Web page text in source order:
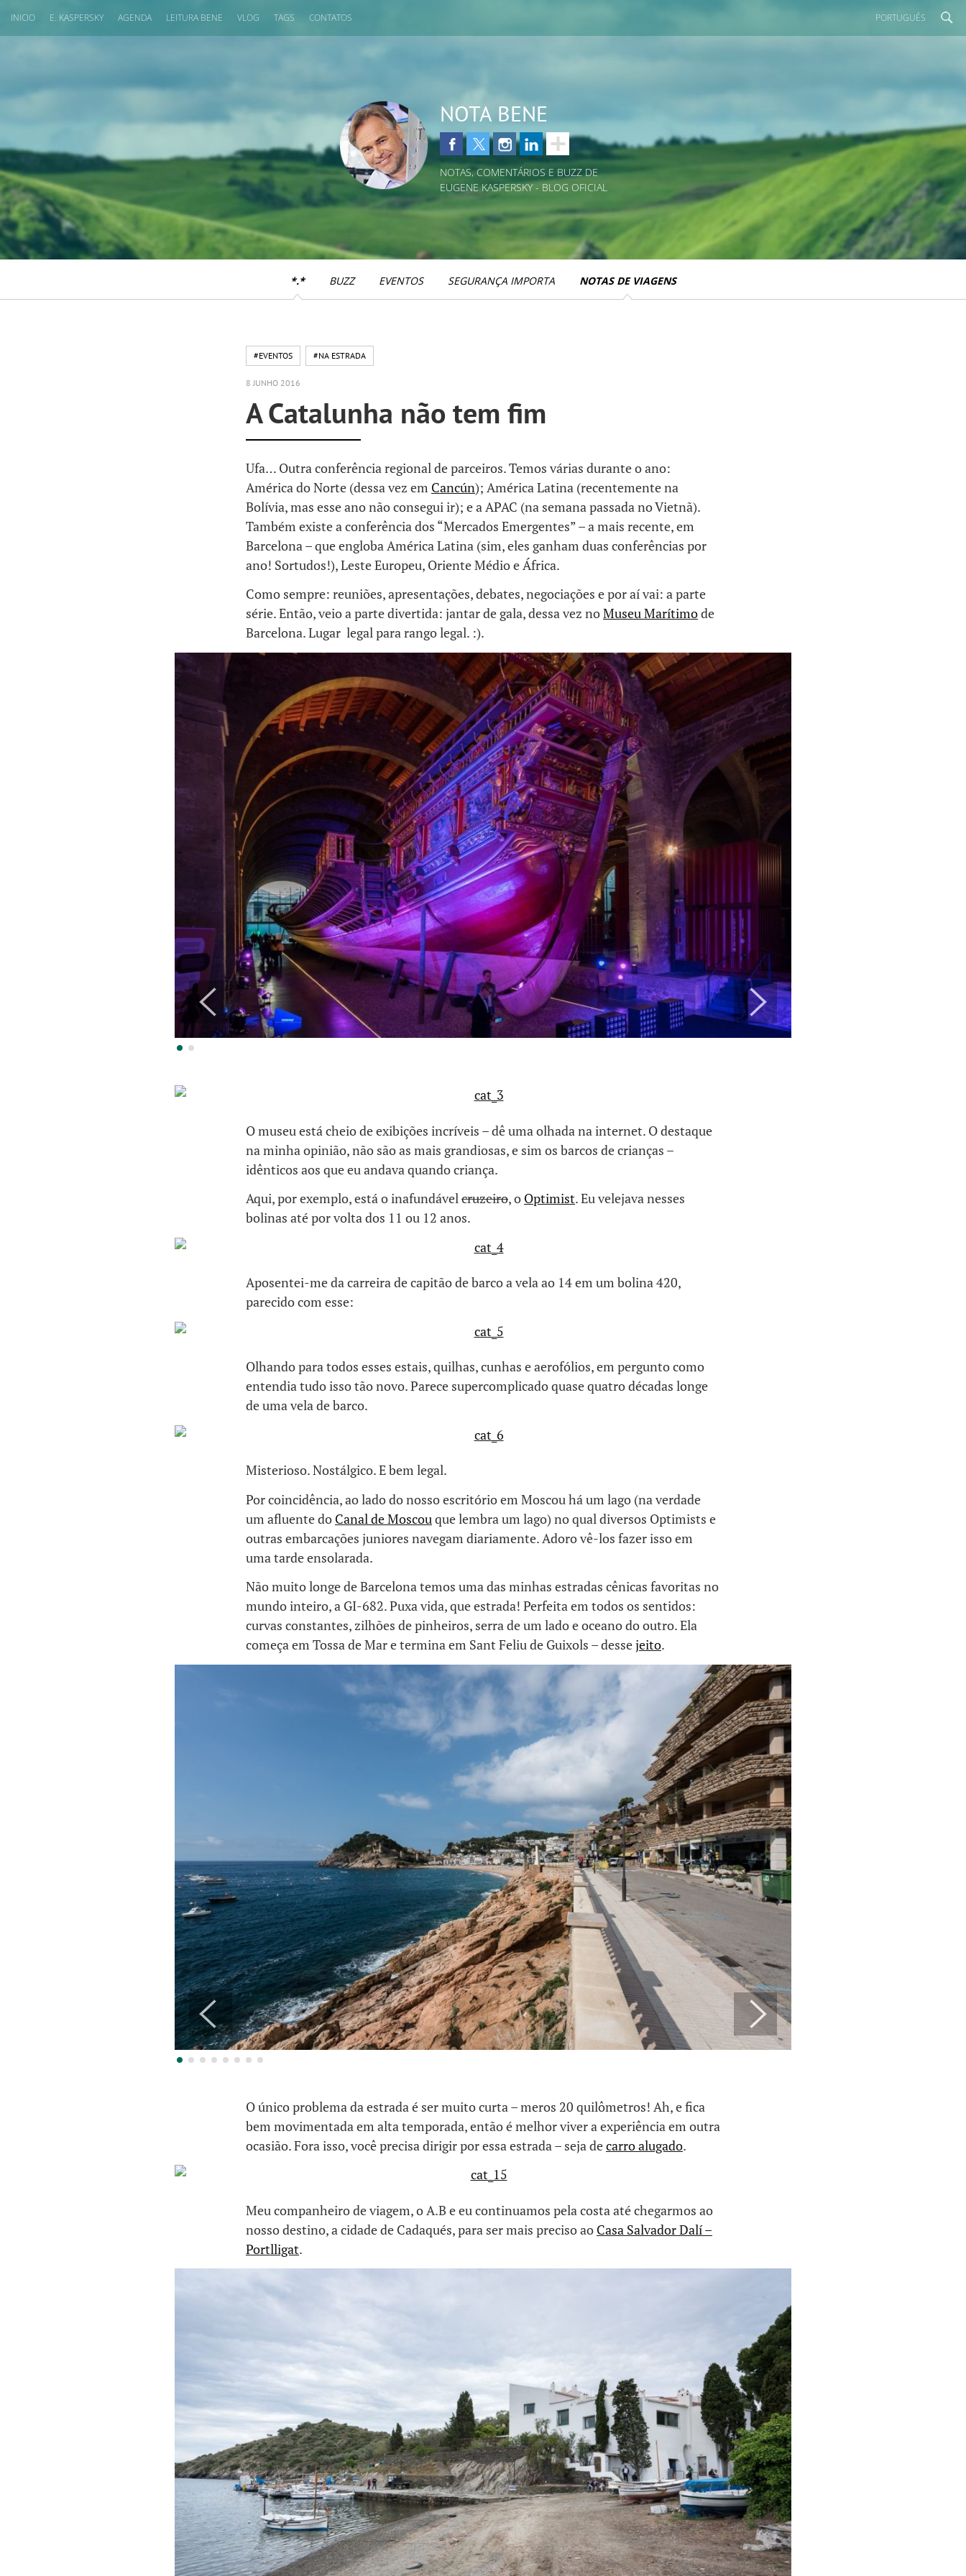
INICIO E. KASPERSKY AGENDA LEITURA BENE VLOG TAGS CONTATOS PORTUGUÊS
NOTA BENE
NOTAS, COMENTÁRIOS E BUZZ DE
EUGENE KASPERSKY - BLOG OFICIAL
*.* BUZZ EVENTOS SEGURANÇA IMPORTA NOTAS DE VIAGENS
#EVENTOS #NA ESTRADA
8 JUNHO 2016
A Catalunha não tem fim
Ufa… Outra conferência regional de parceiros. Temos várias durante o ano:
América do Norte (dessa vez em Cancún); América Latina (recentemente na
Bolívia, mas esse ano não consegui ir); e a APAC (na semana passada no Vietnã).
Também existe a conferência dos “Mercados Emergentes” – a mais recente, em
Barcelona – que engloba América Latina (sim, eles ganham duas conferências por
ano! Sortudos!), Leste Europeu, Oriente Médio e África.
Como sempre: reuniões, apresentações, debates, negociações e por aí vai: a parte
série. Então, veio a parte divertida: jantar de gala, dessa vez noMuseu Marítimode
Barcelona. Lugar legal para rango legal. :).
O museu está cheio de exibições incríveis – dê uma olhada na internet. O destaque
na minha opinião, não são as mais grandiosas, e sim os barcos de crianças –
idênticos aos que eu andava quando criança.
Aqui, por exemplo, está o inafundávelcruzeiro, o Optimist. Eu velejava nesses
bolinas até por volta dos 11 ou 12 anos.
Aposentei-me da carreira de capitão de barco a vela ao 14 em um bolina 420,
parecido com esse:
Olhando para todos esses estais, quilhas, cunhas e aerofólios, em pergunto como
entendia tudo isso tão novo. Parece supercomplicado quase quatro décadas longe
de uma vela de barco.
Misterioso. Nostálgico. E bem legal.
Por coincidência, ao lado do nosso escritório em Moscou há um lago (na verdade
um afluente do Canal de Moscou que lembra um lago) no qual diversos Optimists e
outras embarcações juniores navegam diariamente. Adoro vê-los fazer isso em
uma tarde ensolarada.
Não muito longe de Barcelona temos uma das minhas estradas cênicas favoritas no
mundo inteiro, a GI-682. Puxa vida, que estrada! Perfeita em todos os sentidos:
curvas constantes, zilhões de pinheiros, serra de um lado e oceano do outro. Ela
começa em Tossa de Mar e termina em Sant Feliu de Guixols – dessejeito.
O único problema da estrada é ser muito curta – meros 20 quilômetros! Ah, e fica
bem movimentada em alta temporada, então é melhor viver a experiência em outra
ocasião. Fora isso, você precisa dirigir por essa estrada – seja decarro alugado.
Meu companheiro de viagem, o A.B e eu continuamos pela costa até chegarmos ao
nosso destino, a cidade de Cadaqués, para ser mais preciso ao Casa Salvador Dalí –
Portlligat.